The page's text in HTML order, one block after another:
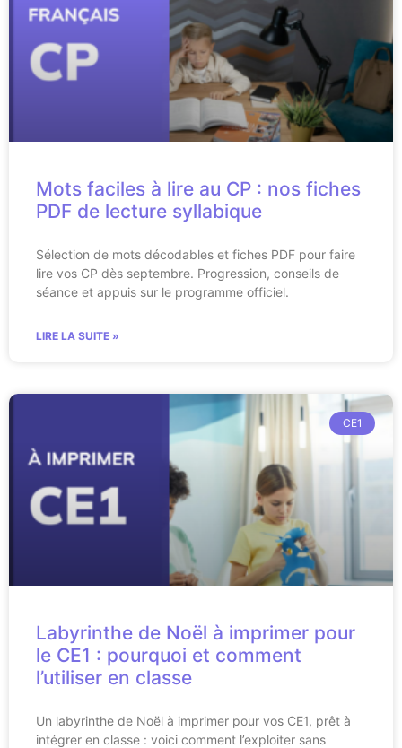
Mots faciles à lire au CP : nos fiches
PDF de lecture syllabique
Sélection de mots décodables et fiches PDF pour faire
lire vos CP dès septembre. Progression, conseils de
séance et appuis sur le programme officiel.
LIRE LA SUITE »
CE1
Labyrinthe de Noël à imprimer pour
le CE1 : pourquoi et comment
l’utiliser en classe
Un labyrinthe de Noël à imprimer pour vos CE1, prêt à
intégrer en classe : voici comment l’exploiter sans